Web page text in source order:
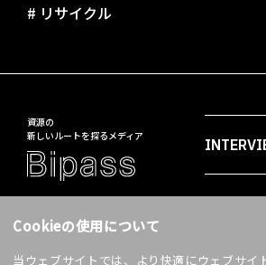
資源の
新しいルートを探るメディア
東京都港区港南2-18-1
# リサイクル
Cookieの使用について
当ウェブサイトでは、より快適にウェブサイ